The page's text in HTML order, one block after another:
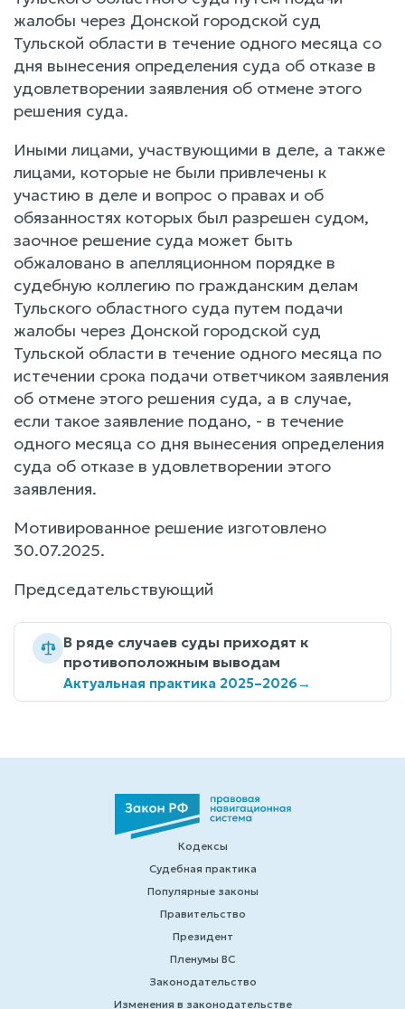
жалобы через Донской городской суд
Тульской области в течение одного месяца со
дня вынесения определения суда об отказе в
удовлетворении заявления об отмене этого
решения суда.
Иными лицами, участвующими в деле, а также
лицами, которые не были привлечены к
участию в деле и вопрос о правах и об
обязанностях которых был разрешен судом,
заочное решение суда может быть
обжаловано в апелляционном порядке в
судебную коллегию по гражданским делам
Тульского областного суда путем подачи
жалобы через Донской городской суд
Тульской области в течение одного месяца по
истечении срока подачи ответчиком заявления
об отмене этого решения суда, а в случае,
если такое заявление подано, - в течение
одного месяца со дня вынесения определения
суда об отказе в удовлетворении этого
заявления.
Мотивированное решение изготовлено
30.07.2025.
Председательствующий
В ряде случаев суды приходят к
противоположным выводам
Актуальная практика 2025–2026→
Кодексы
Судебная практика
Популярные законы
Правительство
Президент
Пленумы ВС
Законодательство
Изменения в законодательстве